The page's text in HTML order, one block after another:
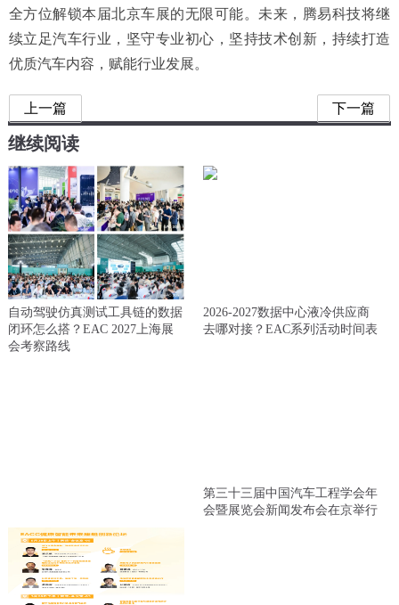
全方位解锁本届北京车展的无限可能。未来，腾易科技将继
续立足汽车行业，坚守专业初心，坚持技术创新，持续打造
优质汽车内容，赋能行业发展。
上一篇 下一篇
继续阅读
自动驾驶仿真测试工具链的数据
闭环怎么搭？EAC 2027上海展
会考察路线
2026-2027数据中心液冷供应商
去哪对接？EAC系列活动时间表
第三十三届中国汽车工程学会年
会暨展览会新闻发布会在京举行